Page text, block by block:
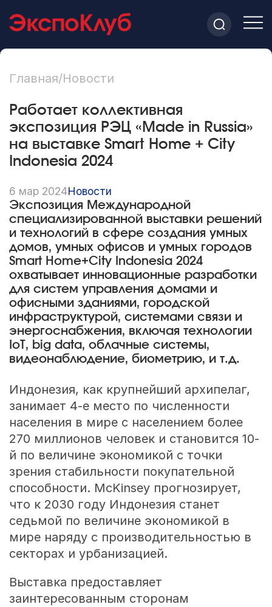
Главная/Новости
Работает коллективная
экспозиция РЭЦ «Made in Russia»
на выставке Smart Home + City
Indonesia 2024
6 мар 2024Новости
Экспозиция Международной
специализированной выставки решений
и технологий в сфере создания умных
домов, умных офисов и умных городов
Smart Home+City Indonesia 2024
охватывает инновационные разработки
для систем управления домами и
офисными зданиями, городской
инфраструктурой, системами связи и
энергоснабжения, включая технологии
IoT, big data, облачные системы,
видеонаблюдение, биометрию, и т.д.
Индонезия, как крупнейший архипелаг,
занимает 4-е место по численности
населения в мире с населением более
270 миллионов человек и становится 10-
й по величине экономикой с точки
зрения стабильности покупательной
способности. McKinsey прогнозирует,
что к 2030 году Индонезия станет
седьмой по величине экономикой в
мире наряду с производительностью в
секторах и урбанизацией.
Выставка предоставляет
заинтересованным сторонам